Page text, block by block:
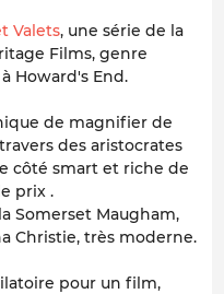
Valets, une série de la
Films, genre
Howard's End.
de magnifier de
des aristocrates
côté smart et riche de
prix .
Somerset Maugham,
Christie, très moderne.
pour un film,